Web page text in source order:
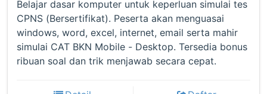
Belajar dasar komputer untuk keperluan simulai tes
CPNS (Bersertifikat). Peserta akan menguasai
windows, word, excel, internet, email serta mahir
simulai CAT BKN Mobile - Desktop. Tersedia bonus
ribuan soal dan trik menjawab secara cepat.